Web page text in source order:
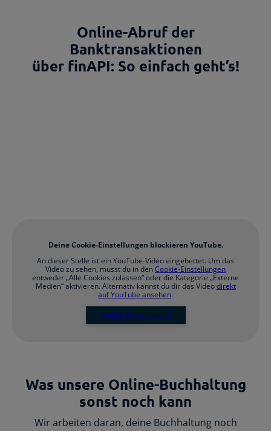
Online-Abruf der
Banktransaktionen
über finAPI: So einfach geht’s!
Deine Cookie-Einstellungen blockieren YouTube.
An dieser Stelle ist ein YouTube-Video eingebettet. Um das
Video zu sehen, musst du in denCookie-Einstellungen
entweder „Alle Cookies zulassen“ oder die Kategorie „Externe
Medien“ aktivieren. Alternativ kannst du dir das Videodirekt
auf YouTube ansehen.
Cookie-Einstellungen
Was unsere Online-Buchhaltung
sonst noch kann
Wir arbeiten daran, deine Buchhaltung noch